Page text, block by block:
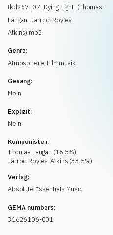
Lizenzen
Musikanfrage
tkd267_07_Dying-Light_(Thomas-
Langan_Jarrod-Royles-
Atkins).mp3
Genre:
Atmosphere, Filmmusik
Gesang:
Nein
Explizit:
Nein
Komponisten:
Thomas Langan (16.5%)
Jarrod Royles-Atkins (33.5%)
Verlag:
Absolute Essentials Music
GEMA numbers:
31626106-001